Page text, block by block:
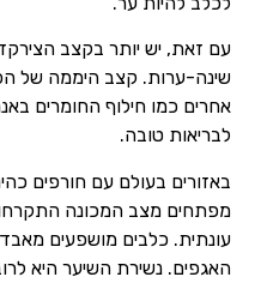
עם זאת, יש יותר בקצב
שינה-ערות. קצב היממה של
אחרים כמו חילוף החומרים
לבריאות טובה.
באזורים בעולם עם חורפים
מפתחים מצב המכונה
עונתית. כלבים מושפעים
האגפים. נשירת השיער היא